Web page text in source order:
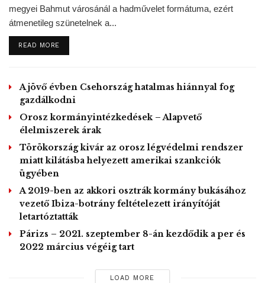
megyei Bahmut városánál a hadművelet formátuma, ezért
átmenetileg szünetelnek a...
READ MOREDETAILS
A jövő évben Csehország hatalmas hiánnyal fog
gazdálkodni
Orosz kormányintézkedések – Alapvető
élelmiszerek árak
Törökország kivár az orosz légvédelmi rendszer
miatt kilátásba helyezett amerikai szankciók
ügyében
A 2019-ben az akkori osztrák kormány bukásához
vezető Ibiza-botrány feltételezett irányítóját
letartóztatták
Párizs – 2021. szeptember 8-án kezdődik a per és
2022 március végéig tart
LOAD MORE